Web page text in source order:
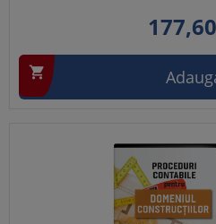
177,60
